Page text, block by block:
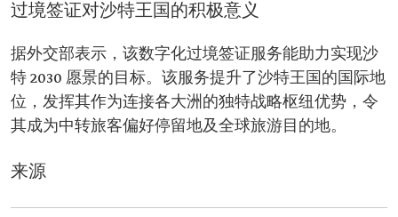
过境签证对沙特王国的积极意义
据外交部表示，该数字化过境签证服务能助力实现沙
特 2030 愿景的目标。该服务提升了沙特王国的国际地
位，发挥其作为连接各大洲的独特战略枢纽优势，令
其成为中转旅客偏好停留地及全球旅游目的地。
来源